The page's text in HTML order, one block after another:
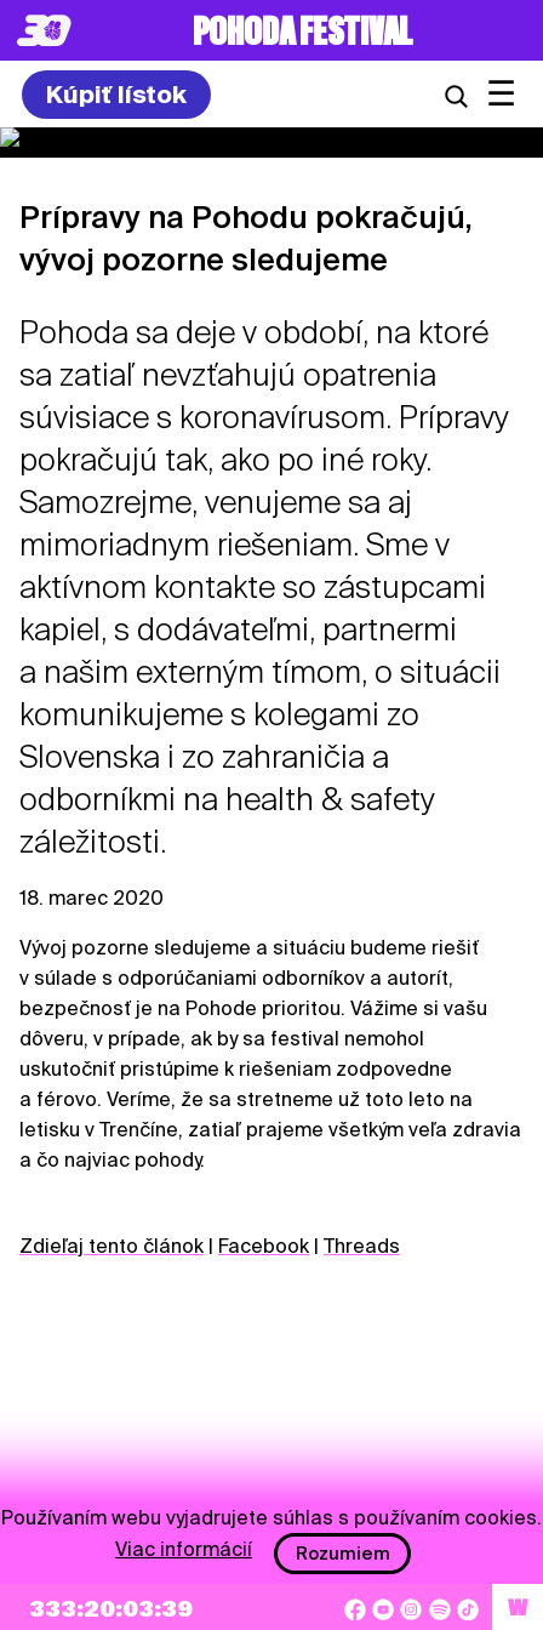
POHODA FESTIVAL
Kúpiť lístok ☰
Prípravy na Pohodu pokračujú,
vývoj pozorne sledujeme
Pohoda sa deje v období, na ktoré
sa zatiaľ nevzťahujú opatrenia
súvisiace s koronavírusom. Prípravy
pokračujú tak, ako po iné roky.
Samozrejme, venujeme sa aj
mimoriadnym riešeniam. Sme v
aktívnom kontakte so zástupcami
kapiel, s dodávateľmi, partnermi
a našim externým tímom, o situácii
komunikujeme s kolegami zo
Slovenska i zo zahraničia a
odborníkmi na health & safety
záležitosti.
18. marec 2020
Vývoj pozorne sledujeme a situáciu budeme riešiť
v súlade s odporúčaniami odborníkov a autorít,
bezpečnosť je na Pohode prioritou. Vážime si vašu
dôveru, v prípade, ak by sa festival nemohol
uskutočniť pristúpime k riešeniam zodpovedne
a férovo. Veríme, že sa stretneme už toto leto na
letisku v Trenčíne, zatiaľ prajeme všetkým veľa zdravia
a čo najviac pohody.
Zdieľaj tento článok Facebook Threads
NEWSLETTER
333:20:03:39 W
Používaním webu vyjadrujete súhlas s používaním cookies.
Viac informácií
Rozumiem